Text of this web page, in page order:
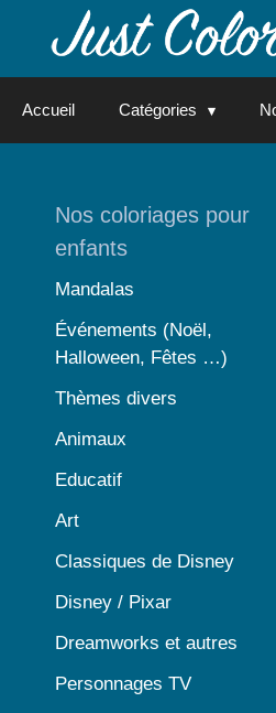
Accueil Catégories
Nos coloriages pour
enfants
Mandalas
Événements (Noël,
Halloween, Fêtes …)
Thèmes divers
Animaux
Educatif
Art
Classiques de Disney
Disney / Pixar
Dreamworks et autres
Personnages TV